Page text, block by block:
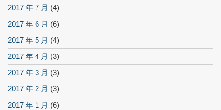
2017 年 7 月 (4)
2017 年 6 月 (6)
2017 年 5 月 (4)
2017 年 4 月 (3)
2017 年 3 月 (3)
2017 年 2 月 (3)
2017 年 1 月 (6)